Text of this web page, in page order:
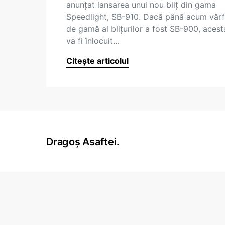
anunțat lansarea unui nou bliț din gama
Speedlight, SB-910. Dacă până acum
de gamă al blițurilor a fost SB-900,
va fi înlocuit…
Citește articolul
Dragoș Asaftei.